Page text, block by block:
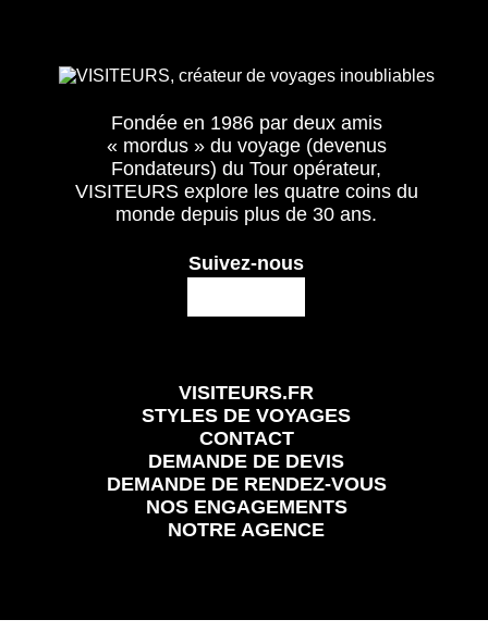
Fondée en 1986 par deux amis
« mordus » du voyage (devenus
Fondateurs) du Tour opérateur,
VISITEURS explore les quatre coins du
monde depuis plus de 30 ans.
Suivez-nous
VISITEURS.FR
STYLES DE VOYAGES
CONTACT
DEMANDE DE DEVIS
DEMANDE DE RENDEZ-VOUS
NOS ENGAGEMENTS
NOTRE AGENCE